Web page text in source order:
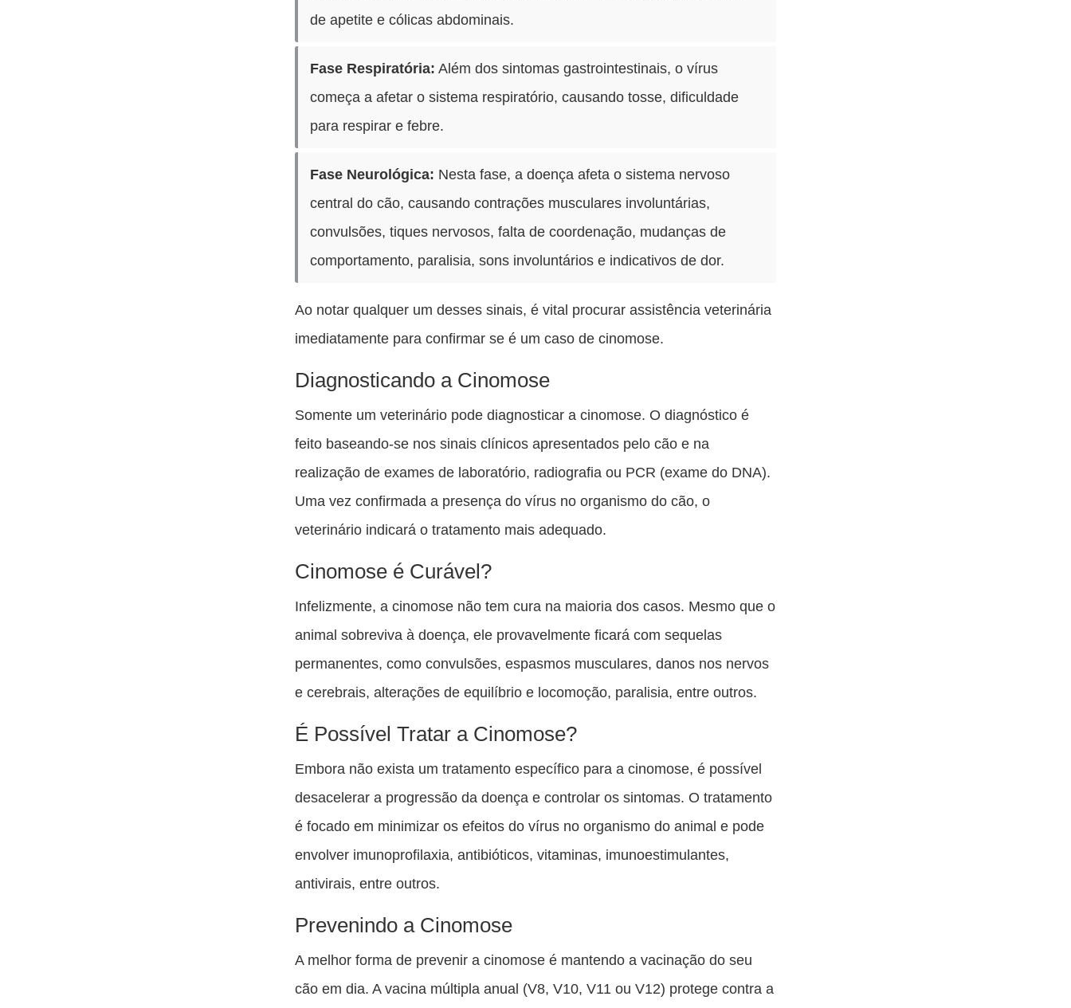
de apetite e cólicas abdominais.
Fase Respiratória: Além dos sintomas gastrointestinais, o vírus
começa a afetar o sistema respiratório, causando tosse, dificuldade
para respirar e febre.
Fase Neurológica: Nesta fase, a doença afeta o sistema nervoso
central do cão, causando contrações musculares involuntárias,
convulsões, tiques nervosos, falta de coordenação, mudanças de
comportamento, paralisia, sons involuntários e indicativos de dor.
Ao notar qualquer um desses sinais, é vital procurar assistência veterinária
imediatamente para confirmar se é um caso de cinomose.
Diagnosticando a Cinomose
Somente um veterinário pode diagnosticar a cinomose. O diagnóstico é
feito baseando-se nos sinais clínicos apresentados pelo cão e na
realização de exames de laboratório, radiografia ou PCR (exame do DNA).
Uma vez confirmada a presença do vírus no organismo do cão, o
veterinário indicará o tratamento mais adequado.
Cinomose é Curável?
Infelizmente, a cinomose não tem cura na maioria dos casos. Mesmo que o
animal sobreviva à doença, ele provavelmente ficará com sequelas
permanentes, como convulsões, espasmos musculares, danos nos nervos
e cerebrais, alterações de equilíbrio e locomoção, paralisia, entre outros.
É Possível Tratar a Cinomose?
Embora não exista um tratamento específico para a cinomose, é possível
desacelerar a progressão da doença e controlar os sintomas. O tratamento
é focado em minimizar os efeitos do vírus no organismo do animal e pode
envolver imunoprofilaxia, antibióticos, vitaminas, imunoestimulantes,
antivirais, entre outros.
Prevenindo a Cinomose
A melhor forma de prevenir a cinomose é mantendo a vacinação do seu
cão em dia. A vacina múltipla anual (V8, V10, V11 ou V12) protege contra a